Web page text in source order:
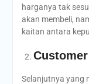
harganya tak
akan membeli,
kaitan antara
Selanjutnya yang